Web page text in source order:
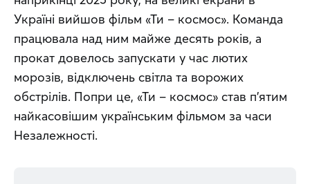
Україні вийшов фільм «Ти – космос». Команда
працювала над ним майже десять років, а
прокат довелось запускати у час лютих
морозів, відключень світла та ворожих
обстрілів. Попри це, «Ти – космос» став п’ятим
найкасовішим українським фільмом за часи
Незалежності.